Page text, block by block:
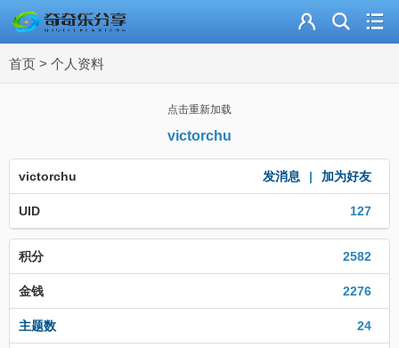
首页 > 个人资料
点击重新加载
victorchu
发消息 | 加为好友
victorchu
127
UID
2582
积分
2276
金钱
24
主题数
资源合集
站内导读
加入频道